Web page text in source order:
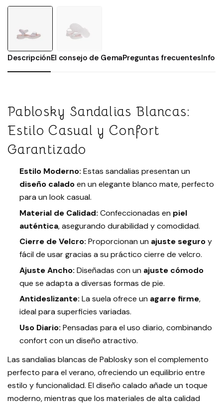
DescripciónEl consejo de GemaPreguntas frecuentes
Pablosky Sandalias Blancas:
Estilo Casual y Confort
Garantizado
Estilo Moderno: Estas sandalias presentan un
diseño caladoen un elegante blanco mate, perfecto
para un look casual.
Material de Calidad: Confeccionadas en piel
auténtica, asegurando durabilidad y comodidad.
Cierre de Velcro: Proporcionan un ajuste seguroy
fácil de usar gracias a su práctico cierre de velcro.
Ajuste Ancho: Diseñadas con un ajuste cómodo
que se adapta a diversas formas de pie.
Antideslizante: La suela ofrece un agarre firme,
ideal para superficies variadas.
Uso Diario: Pensadas para el uso diario, combinando
confort con un diseño atractivo.
Las sandalias blancas de Pablosky son el complemento
perfecto para el verano, ofreciendo un equilibrio entre
estilo y funcionalidad. El diseño calado añade un toque
moderno, mientras que los materiales de alta calidad